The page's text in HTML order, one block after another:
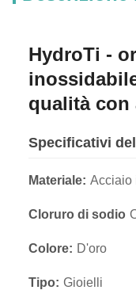
HydroTi -
qualità con
Specificativi
Materiale: Acciaio
Cloruro di sodio
Colore: D'oro
Tipo: Gioielli